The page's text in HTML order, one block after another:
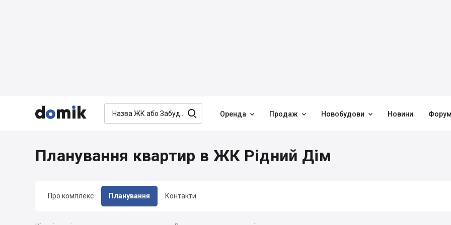


  Оренда  Продаж  Новобудови  Новини
Про комплекс Планування Контакти
Планування квартир в ЖК Рідний Дім